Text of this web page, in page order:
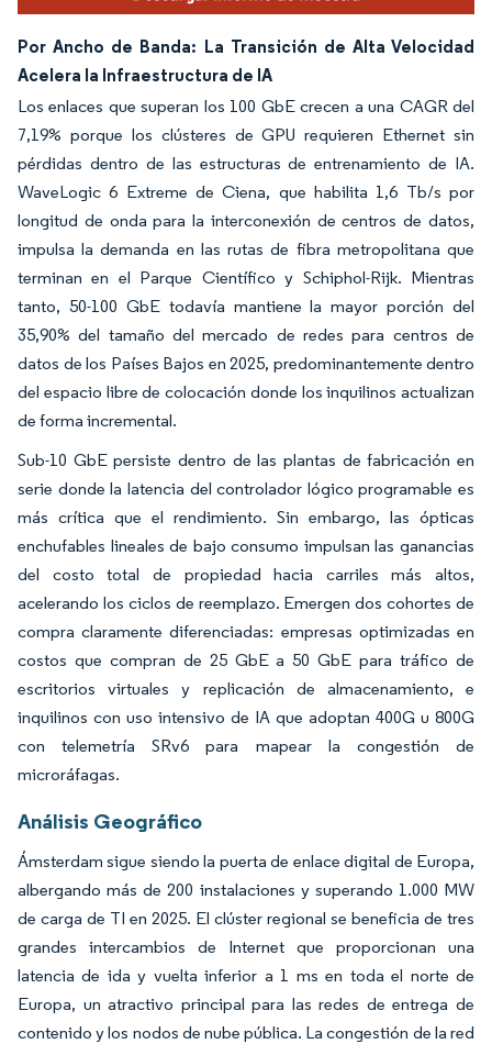
Por Ancho de Banda: La Transición de Alta Velocidad
Acelera la Infraestructura de IA
Los enlaces que superan los 100 GbE crecen a una CAGR del
7,19% porque los clústeres de GPU requieren Ethernet sin
pérdidas dentro de las estructuras de entrenamiento de IA.
WaveLogic 6 Extreme de Ciena, que habilita 1,6 Tb/s por
longitud de onda para la interconexión de centros de datos,
impulsa la demanda en las rutas de fibra metropolitana que
terminan en el Parque Científico y Schiphol-Rijk. Mientras
tanto, 50-100 GbE todavía mantiene la mayor porción del
35,90% del tamaño del mercado de redes para centros de
datos de los Países Bajos en 2025, predominantemente dentro
del espacio libre de colocación donde los inquilinos actualizan
de forma incremental.
Sub-10 GbE persiste dentro de las plantas de fabricación en
serie donde la latencia del controlador lógico programable es
más crítica que el rendimiento. Sin embargo, las ópticas
enchufables lineales de bajo consumo impulsan las ganancias
del costo total de propiedad hacia carriles más altos,
acelerando los ciclos de reemplazo. Emergen dos cohortes de
compra claramente diferenciadas: empresas optimizadas en
costos que compran de 25 GbE a 50 GbE para tráfico de
escritorios virtuales y replicación de almacenamiento, e
inquilinos con uso intensivo de IA que adoptan 400G u 800G
con telemetría SRv6 para mapear la congestión de
microráfagas.
Análisis Geográfico
Ámsterdam sigue siendo la puerta de enlace digital de Europa,
albergando más de 200 instalaciones y superando 1.000 MW
de carga de TI en 2025. El clúster regional se beneficia de tres
grandes intercambios de Internet que proporcionan una
latencia de ida y vuelta inferior a 1 ms en toda el norte de
Europa, un atractivo principal para las redes de entrega de
contenido y los nodos de nube pública. La congestión de la red